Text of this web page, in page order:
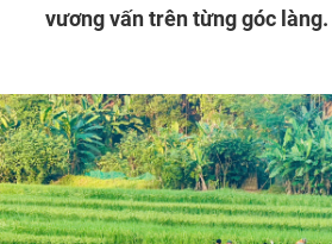
vương vấn trên từng góc làng.